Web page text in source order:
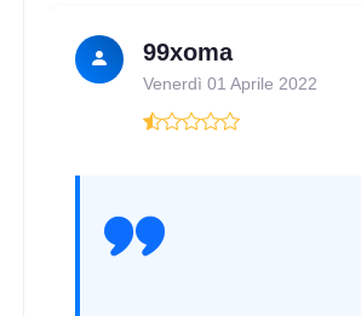
99xoma
Venerdì 01 Aprile 2022